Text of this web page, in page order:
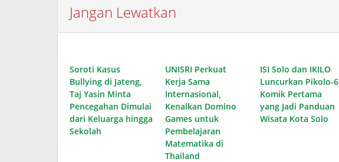
Jangan Lewatkan
Soroti Kasus
Bullying di Jateng,
Taj Yasin Minta
Pencegahan Dimulai
dari Keluarga hingga
Sekolah
UNISRI Perkuat
Kerja Sama
Internasional,
Kenalkan Domino
Games untuk
Pembelajaran
Matematika di
Thailand
ISI Solo dan IKILO
Luncurkan Pikolo-6,
Komik Pertama
yang Jadi Panduan
Wisata Kota Solo